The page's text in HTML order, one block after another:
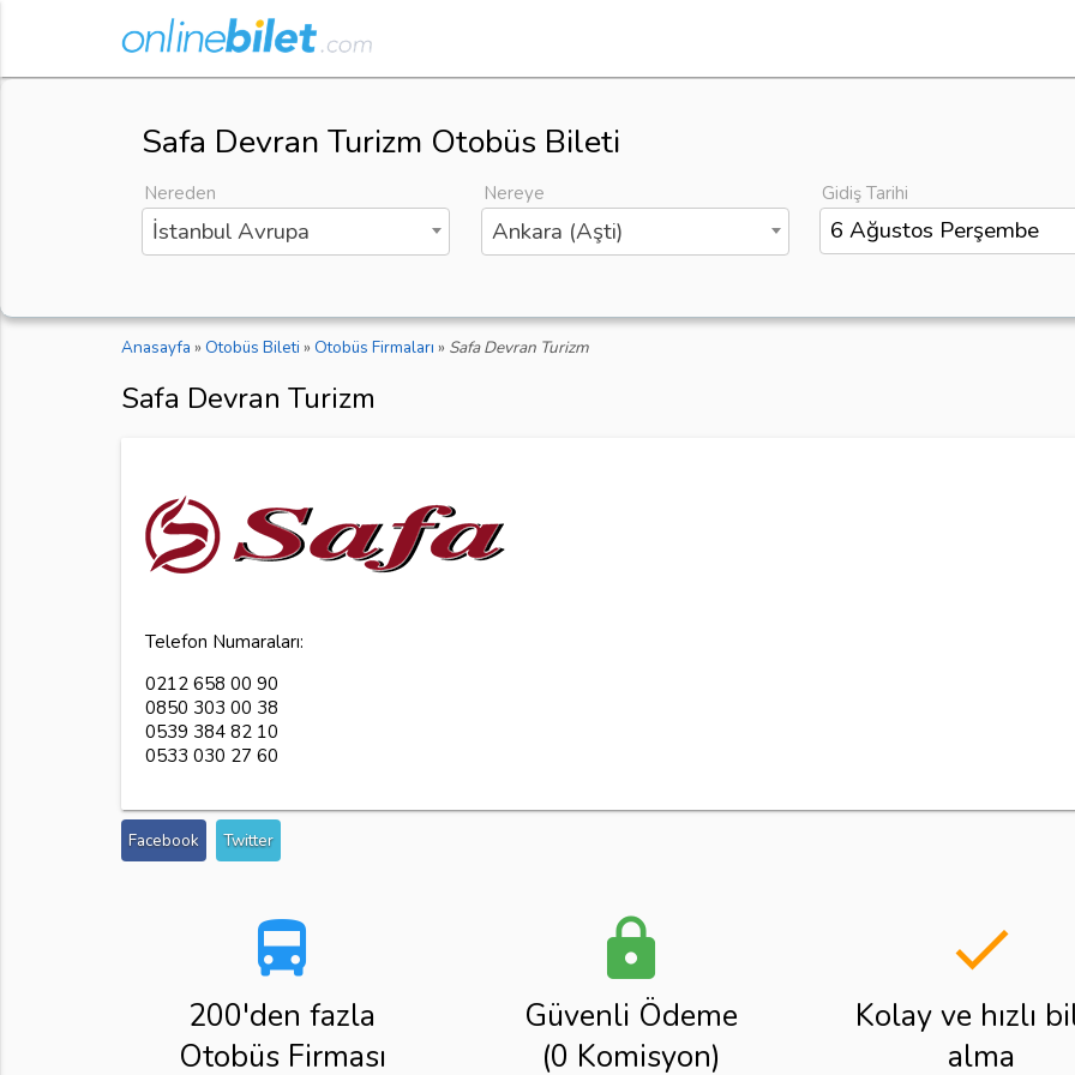
Safa Devran Turizm Otobüs Bileti
Nereden
İstanbul Avrupa
Nereye
Ankara (Aşti)
Gidiş Tarihi
Anasayfa » Otobüs Bileti » Otobüs Firmaları » Safa Devran Turizm
Safa Devran Turizm
Telefon Numaraları:
0212 658 00 90
0850 303 00 38
0539 384 82 10
0533 030 27 60
Facebook Twitter
directions_bus
200'den fazla
Otobüs Firması
lock
Güvenli Ödeme
(0 Komisyon)
done
Kolay ve hızlı
alma